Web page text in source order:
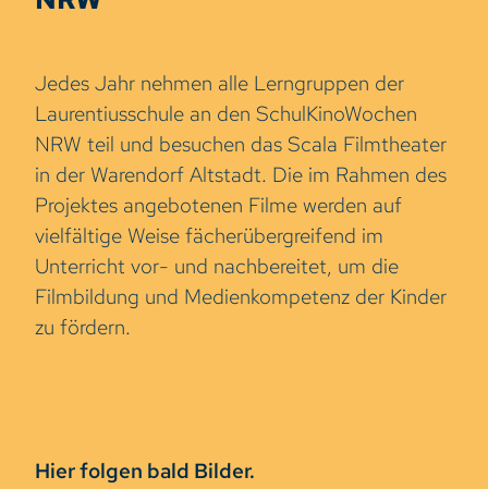
Jedes Jahr nehmen alle Lerngruppen der
Laurentiusschule an den SchulKinoWochen
NRW teil und besuchen das Scala Filmtheater
in der Warendorf Altstadt. Die im Rahmen des
Projektes angebotenen Filme werden auf
vielfältige Weise fächerübergreifend im
Unterricht vor- und nachbereitet, um die
Filmbildung und Medienkompetenz der Kinder
zu fördern.
Hier folgen bald Bilder.